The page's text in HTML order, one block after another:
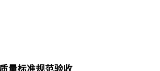
量标准规范验收